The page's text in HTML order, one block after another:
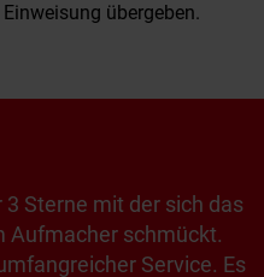
übergeben.
Sterne mit der sich das
Aufmacher schmückt.
Service. Es